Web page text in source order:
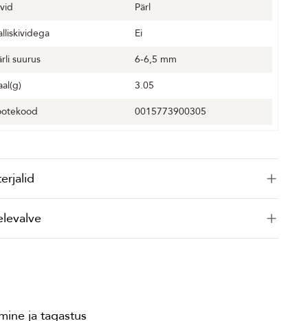
Pärl
Ei
suurus
6-6,5 mm
3.05
0015773900305
ja tagastus